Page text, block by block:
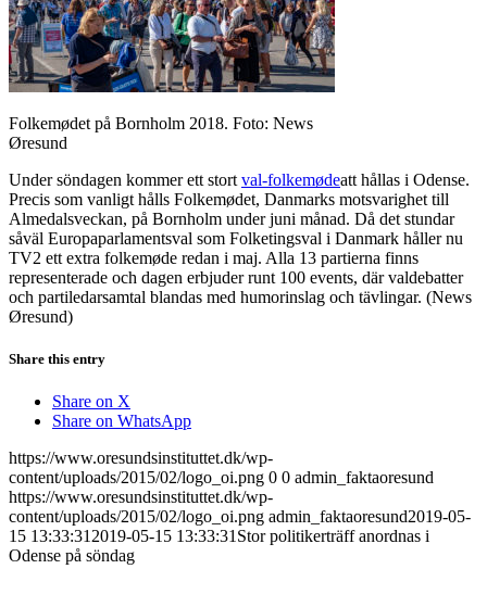
Folkemødet på Bornholm 2018. Foto: News
Øresund
Under söndagen kommer ett stort val-folkemødeatt hållas i Odense.
Precis som vanligt hålls Folkemødet, Danmarks motsvarighet till
Almedalsveckan, på Bornholm under juni månad. Då det stundar
såväl Europaparlamentsval som Folketingsval i Danmark håller nu
TV2 ett extra folkemøde redan i maj. Alla 13 partierna finns
representerade och dagen erbjuder runt 100 events, där valdebatter
och partiledarsamtal blandas med humorinslag och tävlingar. (News
Øresund)
Share this entry
Share on X
Share on WhatsApp
https://www.oresundsinstituttet.dk/wp-
content/uploads/2015/02/logo_oi.png 0 0 admin_faktaoresund
https://www.oresundsinstituttet.dk/wp-
content/uploads/2015/02/logo_oi.png admin_faktaoresund2019-05-
15 13:33:31 2019-05-15 13:33:31 Stor politikerträff anordnas i
Odense på söndag